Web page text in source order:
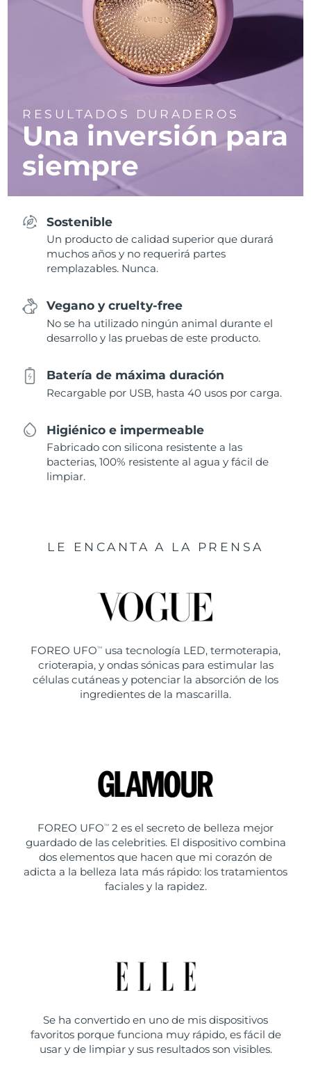
RESULTADOS DURADEROS
Una inversión para
siempre
Sostenible
Un producto de calidad superior que durará
muchos años y no requerirá partes
remplazables. Nunca.
Vegano y cruelty-free
No se ha utilizado ningún animal durante el
desarrollo y las pruebas de este producto.
Batería de máxima duración
Recargable por USB, hasta 40 usos por carga.
Higiénico e impermeable
Fabricado con silicona resistente a las
bacterias, 100% resistente al agua y fácil de
limpiar.
LE ENCANTA A LA PRENSA
FOREO UFO TM
usa tecnología LED, termoterapia,
crioterapia, y ondas sónicas para estimular las
células cutáneas y potenciar la absorción de los
ingredientes de la mascarilla.
FOREO UFO TM
2 es el secreto de belleza mejor
guardado de las celebrities. El dispositivo combina
dos elementos que hacen que mi corazón de
adicta a la belleza lata más rápido: los tratamientos
faciales y la rapidez.
Se ha convertido en uno de mis dispositivos
favoritos porque funciona muy rápido, es fácil de
usar y de limpiar y sus resultados son visibles.